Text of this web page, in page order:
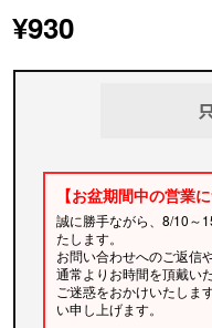
¥930
【お盆期間中の営業に
誠に勝手ながら、8/10～
たします。
お問い合わせへのご返信
通常よりお時間を頂戴い
ご迷惑をおかけいたしま
い申し上げます。